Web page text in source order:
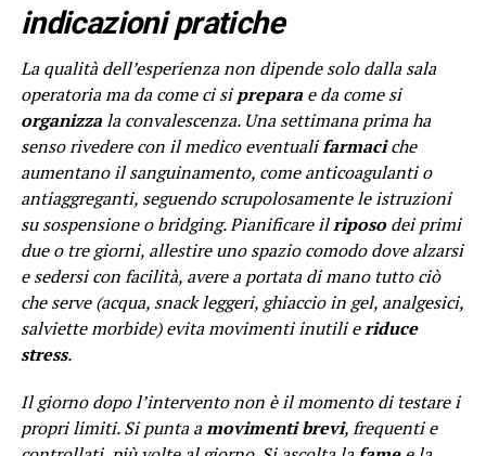
indicazioni pratiche
La qualità dell’esperienza non dipende solo dalla sala
operatoria ma da come ci sipreparae da come si
organizzala convalescenza. Una settimana prima ha
senso rivedere con il medico eventualifarmaciche
aumentano il sanguinamento, come anticoagulanti o
antiaggreganti, seguendo scrupolosamente le istruzioni
su sospensione o bridging. Pianificare ilriposodei primi
due o tre giorni, allestire uno spazio comodo dove alzarsi
e sedersi con facilità, avere a portata di mano tutto ciò
che serve (acqua, snack leggeri, ghiaccio in gel, analgesici,
salviette morbide) evita movimenti inutili eriduce
stress.
Il giorno dopo l’intervento non è il momento di testare i
propri limiti. Si punta amovimenti brevi, frequenti e